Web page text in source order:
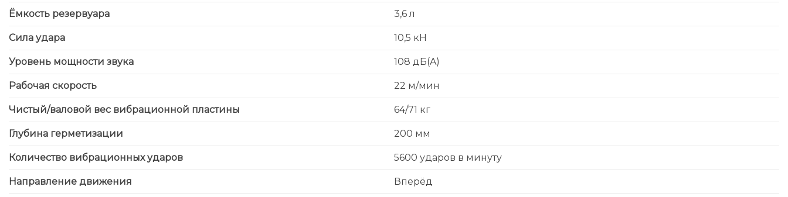
Ёмкость резервуара 3,6 л
Сила удара 10,5 кН
Уровень мощности звука 108 дБ(A)
Рабочая скорость 22 м/мин
Чистый/валовой вес вибрационной пластины 64/71 кг
Глубина герметизации 200 мм
Количество вибрационных ударов 5600 ударов в минуту
Направление движения Вперёд